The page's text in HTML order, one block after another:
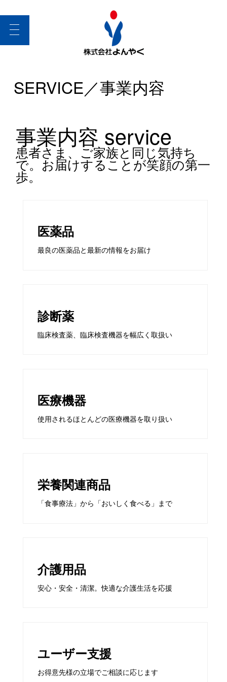
toggle
navigation
SERVICE／事業内容
事業内容 service
患者さま、ご家族と同じ気持ち
で。お届けすることが笑顔の第一
歩。
医薬品
最良の医薬品と最新の情報をお届け
診断薬
臨床検査薬、臨床検査機器を幅広く取扱い
医療機器
使用されるほとんどの医療機器を取り扱い
栄養関連商品
「食事療法」から「おいしく食べる」まで
介護用品
安心・安全・清潔。快適な介護生活を応援
ユーザー支援
お得意先様の立場でご相談に応じます